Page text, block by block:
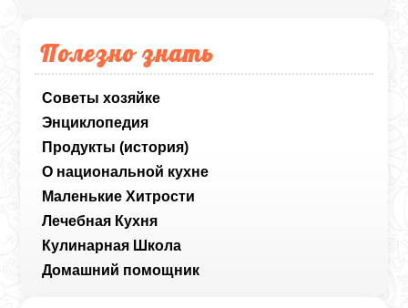
Полезно знать
Советы хозяйке
Энциклопедия
Продукты (история)
О национальной кухне
Маленькие Хитрости
Лечебная Кухня
Кулинарная Школа
Домашний помощник